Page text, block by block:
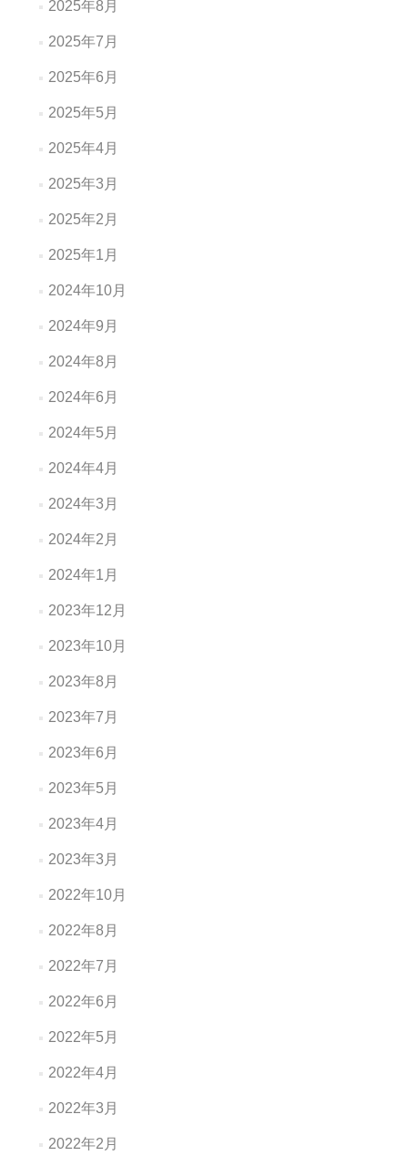
2025年8月
2025年7月
2025年6月
2025年5月
2025年4月
2025年3月
2025年2月
2025年1月
2024年10月
2024年9月
2024年8月
2024年6月
2024年5月
2024年4月
2024年3月
2024年2月
2024年1月
2023年12月
2023年10月
2023年8月
2023年7月
2023年6月
2023年5月
2023年4月
2023年3月
2022年10月
2022年8月
2022年7月
2022年6月
2022年5月
2022年4月
2022年3月
2022年2月